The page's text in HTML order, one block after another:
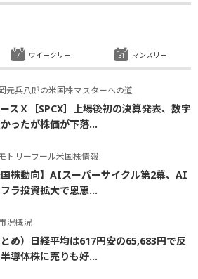
元兵八郎の米国株マスターへの道
スＸ［SPCX］上場後初の決算発表、数字
ったが株価が下落...
トリーフール米国株情報
国株動向】AIスーパーサイクル第2幕、AI
ラ投資拡大で恩恵...
況概況
とめ）日経平均は617円安の65,683円で反
導体株に売りも好...
ウイークリー マンスリー